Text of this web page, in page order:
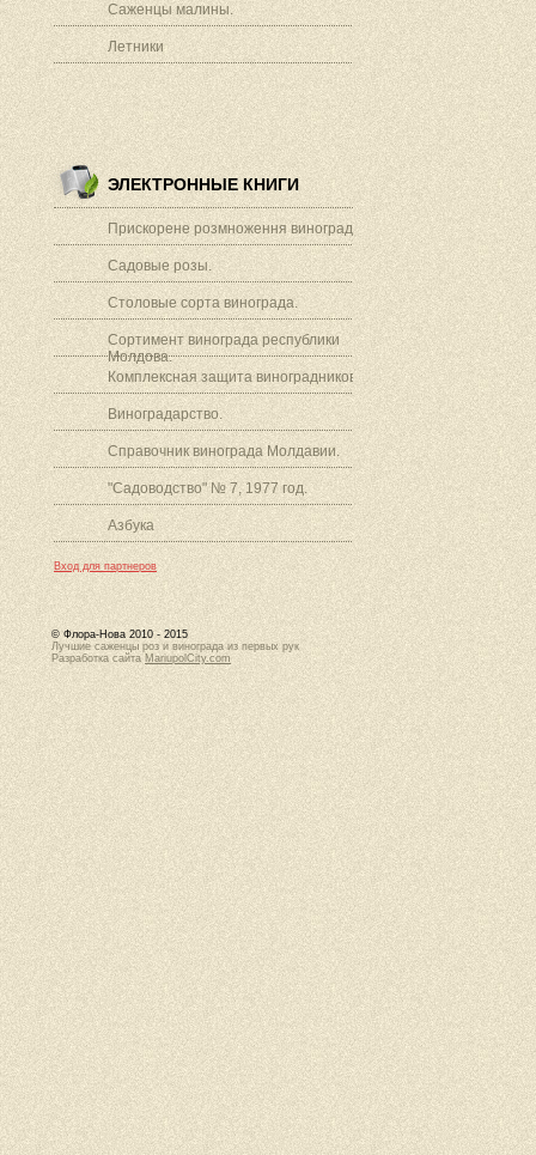
Саженцы малины.
Летники
ЭЛЕКТРОННЫЕ КНИГИ
Прискорене розмноження винограду.
Садовые розы.
Столовые сорта винограда.
Сортимент винограда республики
Молдова.
Комплексная защита виноградников.
Виноградарство.
Справочник винограда Молдавии.
"Садоводство" № 7, 1977 год.
Азбука
Вход для партнеров
© Флора-Нова 2010 - 2015
Лучшие саженцы роз и винограда из первых рук
Разработка сайта MariupolCity.com